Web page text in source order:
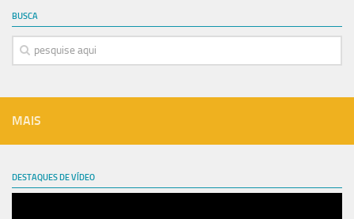
BUSCA
MAIS
DESTAQUES DE VÍDEO